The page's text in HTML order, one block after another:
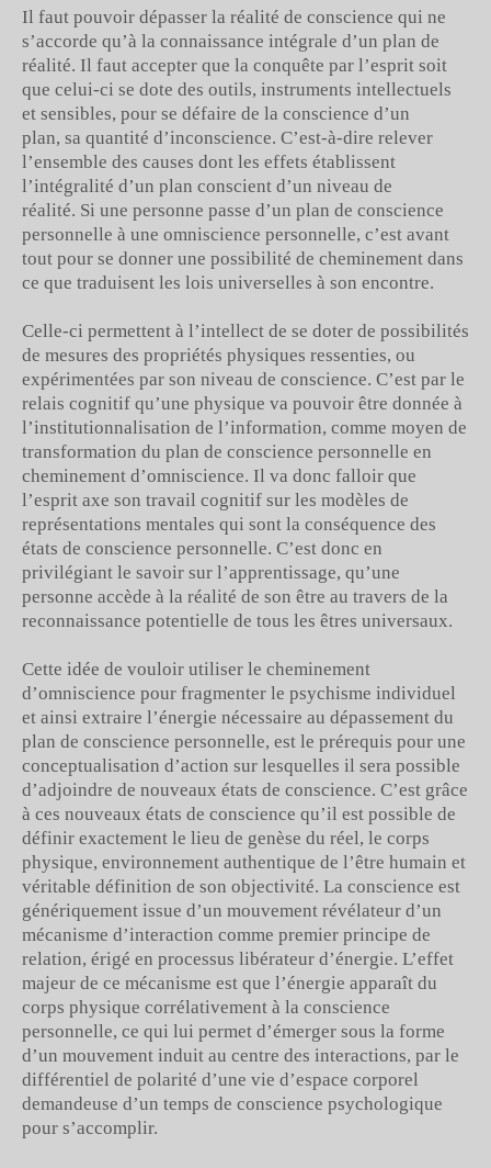
Il faut pouvoir dépasser la réalité de conscience qui ne
s’accorde qu’à la connaissance intégrale d’un plan de
réalité. Il faut accepter que la conquête par l’esprit soit
que celui-ci se dote des outils, instruments intellectuels
et sensibles, pour se défaire de la conscience d’un
plan, sa quantité d’inconscience. C’est-à-dire relever
l’ensemble des causes dont les effets établissent
l’intégralité d’un plan conscient d’un niveau de
réalité. Si une personne passe d’un plan de conscience
personnelle à une omniscience personnelle, c’est avant
tout pour se donner une possibilité de cheminement dans
ce que traduisent les lois universelles à son encontre.
Celle-ci permettent à l’intellect de se doter de possibilités
de mesures des propriétés physiques ressenties, ou
expérimentées par son niveau de conscience. C’est par le
relais cognitif qu’une physique va pouvoir être donnée à
l’institutionnalisation de l’information, comme moyen de
transformation du plan de conscience personnelle en
cheminement d’omniscience. Il va donc falloir que
l’esprit axe son travail cognitif sur les modèles de
représentations mentales qui sont la conséquence des
états de conscience personnelle. C’est donc en
privilégiant le savoir sur l’apprentissage, qu’une
personne accède à la réalité de son être au travers de la
reconnaissance potentielle de tous les êtres universaux.
Cette idée de vouloir utiliser le cheminement
d’omniscience pour fragmenter le psychisme individuel
et ainsi extraire l’énergie nécessaire au dépassement du
plan de conscience personnelle, est le prérequis pour une
conceptualisation d’action sur lesquelles il sera possible
d’adjoindre de nouveaux états de conscience. C’est grâce
à ces nouveaux états de conscience qu’il est possible de
définir exactement le lieu de genèse du réel, le corps
physique, environnement authentique de l’être humain et
véritable définition de son objectivité. La conscience est
génériquement issue d’un mouvement révélateur d’un
mécanisme d’interaction comme premier principe de
relation, érigé en processus libérateur d’énergie. L’effet
majeur de ce mécanisme est que l’énergie apparaît du
corps physique corrélativement à la conscience
personnelle, ce qui lui permet d’émerger sous la forme
d’un mouvement induit au centre des interactions, par le
différentiel de polarité d’une vie d’espace corporel
demandeuse d’un temps de conscience psychologique
pour s’accomplir.